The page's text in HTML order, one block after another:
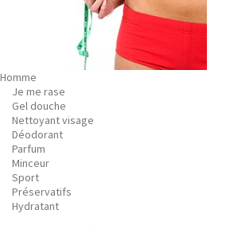
Homme
Je me rase
Gel douche
Nettoyant visage
Déodorant
Parfum
Minceur
Sport
Préservatifs
Hydratant